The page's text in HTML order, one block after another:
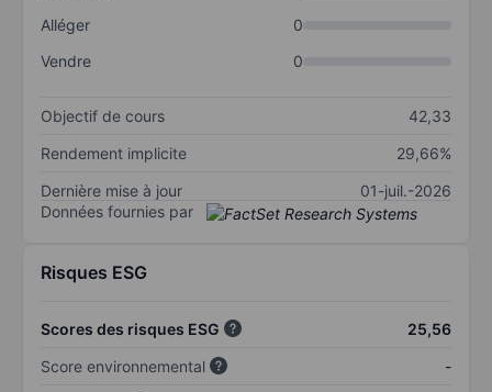
Alléger
0
Vendre
0
Objectif de cours
42,33
Rendement implicite
29,66%
Dernière mise à jour
01-juil.-2026
Données fournies par
Risques ESG
Scores des risques ESG
25,56
Score environnemental
-